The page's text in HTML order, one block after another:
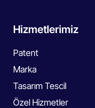
Hizmetlerimiz
Patent
Marka
Tasarım Tescil
Özel Hizmetler